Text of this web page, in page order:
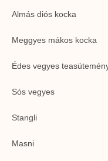
Almás diós kocka
Meggyes mákos kocka
Édes vegyes
Sós vegyes
Stangli
Masni